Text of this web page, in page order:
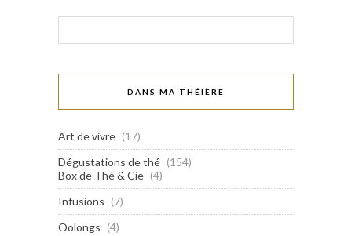
DANS MA THÉIÈRE
Art de vivre (17)
Dégustations de thé (154)
Box de Thé & Cie (4)
Infusions (7)
Oolongs (4)